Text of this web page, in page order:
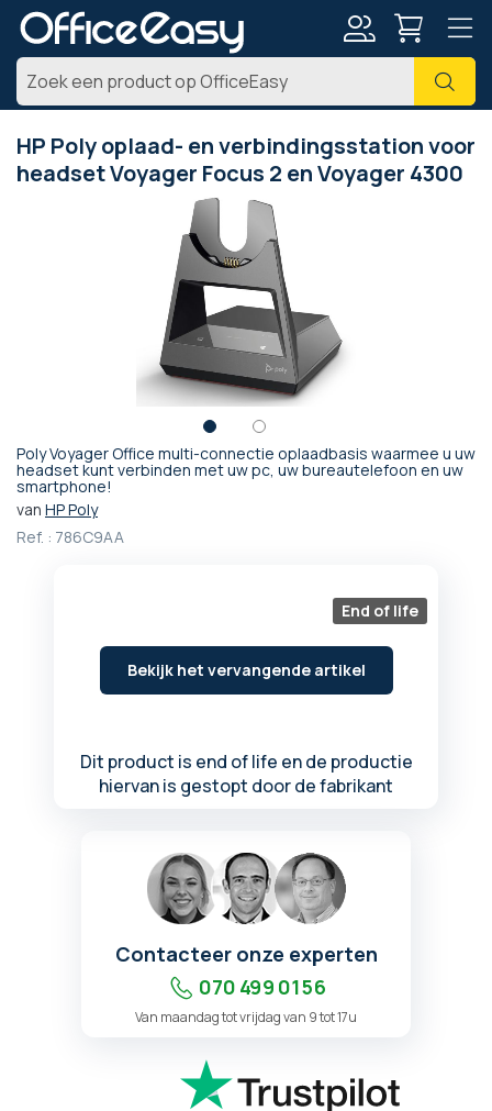
Zoek
HP Poly oplaad- en verbindingsstation voor
headset Voyager Focus 2 en Voyager 4300
Poly Voyager Office multi-connectie oplaadbasis waarmee u uw
headset kunt verbinden met uw pc, uw bureautelefoon en uw
smartphone!
van HP Poly
Ref. : 786C9AA
End of life
Bekijk het vervangende artikel
Dit product is end of life en de productie
hiervan is gestopt door de fabrikant
Ga
naar
het
begin
Contacteer onze experten
070 499 01 56
Van maandag tot vrijdag van 9 tot 17u